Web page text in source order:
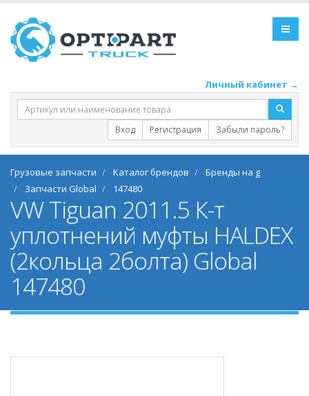
Личный кабинет →
Вход Регистрация Забыли пароль?
Грузовые запчасти Каталог брендов
Бренды на g
Запчасти Global
147480
VW Tiguan 2011.5 К-т
уплотнений муфты HALDEX
(2кольца 2болта) Global
147480